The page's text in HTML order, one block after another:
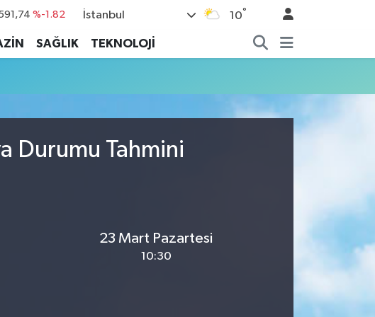
%-1.82
%0.02
%0.19
14.598,00
İstanbul 10°
SAĞLIK TEKNOLOJİ
Durumu Tahmini
23 Mart Pazartesi
10:30